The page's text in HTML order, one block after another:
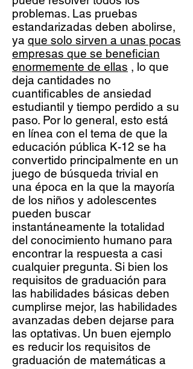
problemas. Las pruebas
estandarizadas deben abolirse,
ya que solo sirven a unas pocas
empresas que se benefician
enormemente de ellas , lo que
deja cantidades no
cuantificables de ansiedad
estudiantil y tiempo perdido a su
paso. Por lo general, esto está
en línea con el tema de que la
educación pública K-12 se ha
convertido principalmente en un
juego de búsqueda trivial en
una época en la que la mayoría
de los niños y adolescentes
pueden buscar
instantáneamente la totalidad
del conocimiento humano para
encontrar la respuesta a casi
cualquier pregunta. Si bien los
requisitos de graduación para
las habilidades básicas deben
cumplirse mejor, las habilidades
avanzadas deben dejarse para
las optativas. Un buen ejemplo
es reducir los requisitos de
graduación de matemáticas a